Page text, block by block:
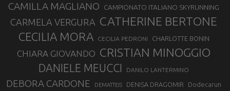
CAMILLA MAGLIANO CAMPIONATO ITALIANO SKYRUNNING
CARMELA VERGURA CATHERINE BERTONE
CECILIA MORA CECILIA PEDRONI CHARLOTTE BONIN
CHIARA GIOVANDO CRISTIAN MINOGGIO
DANIELE MEUCCI DANILO LANTERMINO
DEBORA CARDONE DEMATTEIS DENISA DRAGOMIR Dodecarun